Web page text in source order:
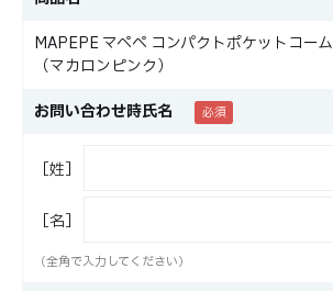
MAPEPE マペペ コンパクトポケットコーム
（マカロンピンク）
お問い合わせ時氏名
［姓］
［名］
（全角で入力してください）